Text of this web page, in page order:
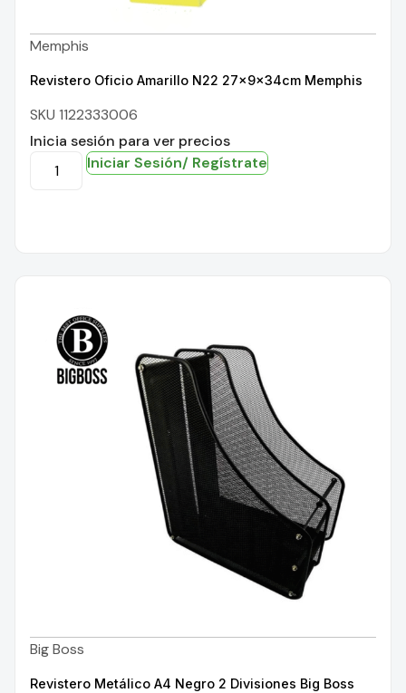
Memphis
Revistero Oficio Amarillo N22 27x9x34cm Memphis
SKU 1122333006
Inicia sesión para ver precios
Iniciar Sesión/ Regístrate
Big Boss
Revistero Metálico A4 Negro 2 Divisiones Big Boss